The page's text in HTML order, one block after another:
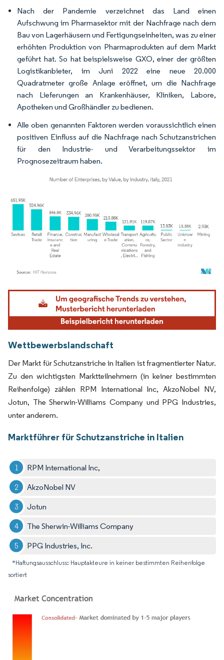
Nach der Pandemie verzeichnet das Land einen
Aufschwung im Pharmasektor mit der Nachfrage nach dem
Bau von Lagerhäusern und Fertigungseinheiten, was zu einer
erhöhten Produktion von Pharmaprodukten auf dem Markt
geführt hat. So hat beispielsweise GXO, einer der größten
Logistikanbieter, im Juni 2022 eine neue 20.000
Quadratmeter große Anlage eröffnet, um die Nachfrage
nach Lieferungen an Krankenhäuser, Kliniken, Labore,
Apotheken und Großhändler zu bedienen.
Alle oben genannten Faktoren werden voraussichtlich einen
positiven Einfluss auf die Nachfrage nach Schutzanstrichen
für den Industrie- und Verarbeitungssektor im
Prognosezeitraum haben.
Bild © Mordor Intelligence. Wiederverwendung erfordert Namensnennung gemäß
Wettbewerbslandschaft
Der Markt für Schutzanstriche in Italien ist fragmentierter Natur.
Zu den wichtigsten Marktteilnehmern (in keiner bestimmten
Reihenfolge) zählen RPM International Inc, AkzoNobel NV,
Jotun, The Sherwin-Williams Company und PPG Industries,
unter anderem.
Marktführer für Schutzanstriche in Italien
RPM International Inc,
AkzoNobel NV
Jotun
The Sherwin-Williams Company
PPG Industries, Inc.
*Haftungsausschluss: Hauptakteure in keiner bestimmten Reihenfolge
sortiert